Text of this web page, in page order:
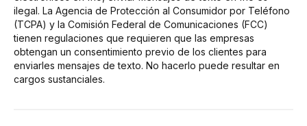
ilegal. La Agencia de Protección al Consumidor por Teléfono
(TCPA) y la Comisión Federal de Comunicaciones (FCC)
tienen regulaciones que requieren que las empresas
obtengan un consentimiento previo de los clientes para
enviarles mensajes de texto. No hacerlo puede resultar en
cargos sustanciales.